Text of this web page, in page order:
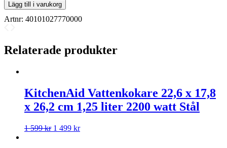
Lägg till i varukorg
Artnr: 40101027770000
Relaterade produkter
KitchenAid Vattenkokare 22,6 x 17,8
x 26,2 cm 1,25 liter 2200 watt Stål
1 599kr 1 499 kr